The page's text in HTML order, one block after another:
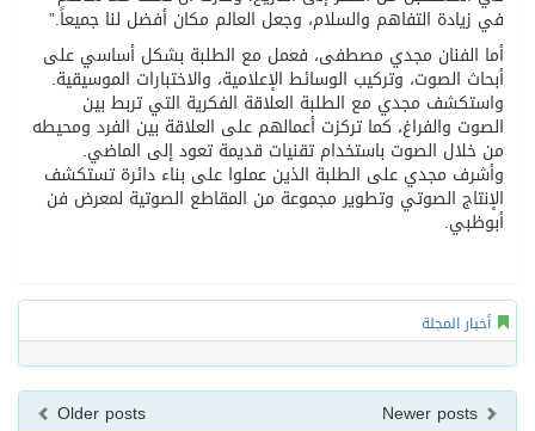
في زيادة التفاهم والسلام، وجعل العالم مكان أفضل لنا جميعاً.”
أما الفنان مجدي مصطفى، فعمل مع الطلبة بشكل أساسي على
أبحاث الصوت، وتركيب الوسائط الإعلامية، والاختبارات الموسيقية.
واستكشف مجدي مع الطلبة العلاقة الفكرية التي تربط بين
الصوت والفراغ، كما تركزت أعمالهم على العلاقة بين الفرد ومحيطه
من خلال الصوت باستخدام تقنيات قديمة تعود إلى الماضي.
وأشرف مجدي على الطلبة الذين عملوا على بناء دائرة تستكشف
الإنتاج الصوتي وتطوير مجموعة من المقاطع الصوتية لمعرض فن
أبوظبي.
أخبار المجلة
Older posts